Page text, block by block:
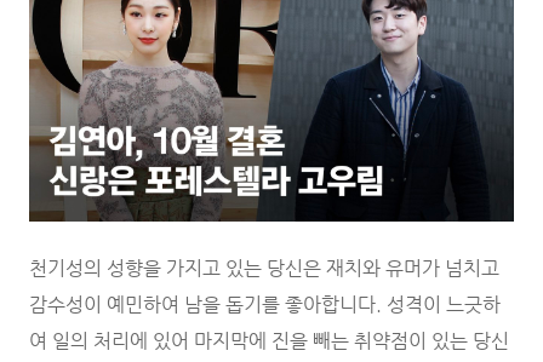
천기성의 성향을 가지고 있는 당신은 재치와 유머가 넘치고
감수성이 예민하여 남을 돕기를 좋아합니다. 성격이 느긋하
여 일의 처리에 있어 마지막에 진을 빼는 취약점이 있는 당신